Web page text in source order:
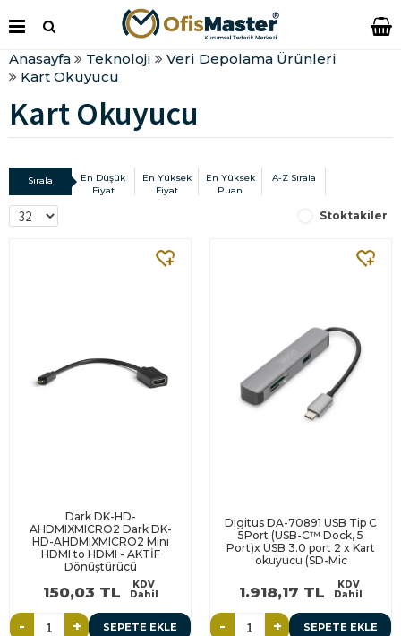
Anasayfa Teknoloji
Veri Depolama Ürünleri
Kart Okuyucu
Kart Okuyucu
Sırala
En Düşük
Fiyat
En Yüksek
Fiyat
En Yüksek
Puan
A-Z Sırala
Stoktakiler
Dark DK-HD-
AHDMIXMICRO2 Dark DK-
HD-AHDMIXMICRO2 Mini
HDMI to HDMI - AKTİF
Dönüştürücü
150,03 TL
KDV
Dahil
- + SEPETE EKLE
Digitus DA-70891 USB Tip C
5Port (USB-C™ Dock, 5
Port)x USB 3.0 port 2 x Kart
okuyucu (SD-Mic
1.918,17 TL
KDV
Dahil
- + SEPETE EKLE